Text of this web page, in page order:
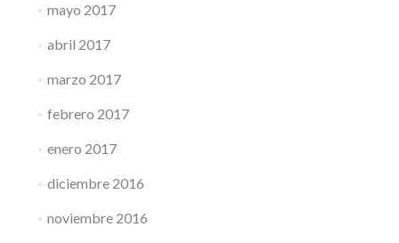
mayo 2017
abril 2017
marzo 2017
febrero 2017
enero 2017
diciembre 2016
noviembre 2016